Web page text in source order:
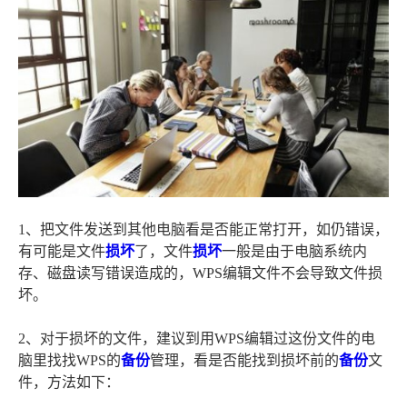
1、把文件发送到其他电脑看是否能正常打开，如仍错误，
有可能是文件损坏了，文件损坏一般是由于电脑系统内
存、磁盘读写错误造成的，WPS编辑文件不会导致文件损
坏。
2、对于损坏的文件，建议到用WPS编辑过这份文件的电
脑里找找WPS的备份管理，看是否能找到损坏前的备份文
件，方法如下：